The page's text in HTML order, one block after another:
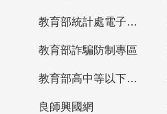
教育部統計處電子書櫃
教育部詐騙防制專區
教育部高中等以下學校及幼兒園教師資格檢定考試
良師興國網